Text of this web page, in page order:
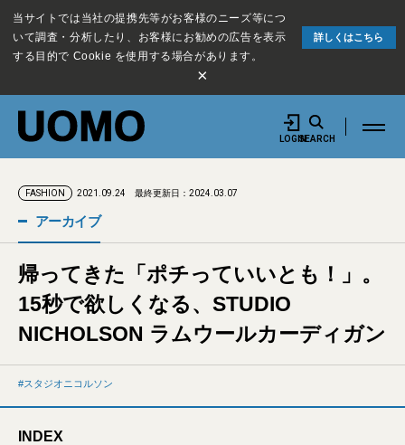
当サイトでは当社の提携先等がお客様のニーズ等につ
いて調査・分析したり、お客様にお勧めの広告を表示
する目的で Cookie を使用する場合があります。
詳しくはこちら
×
LOGINSEARCH
FASHION 2021.09.24 最終更新日：2024.03.07
アーカイブ
帰ってきた「ポチっていいとも！」。
15秒で欲しくなる、STUDIO
NICHOLSON ラムウールカーディガン
スタジオニコルソン
INDEX